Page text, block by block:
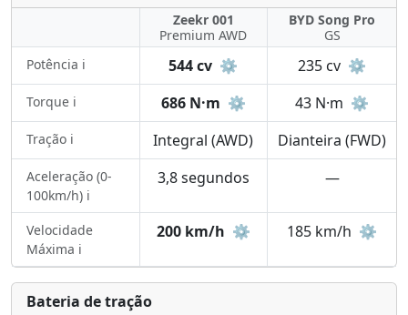
Zeekr 001
Premium AWD
BYD Song Pro
GS
Potência ℹ️
544 cv ⚙️ 235 cv ⚙️
Torque ℹ️ 686 N·m ⚙️ 43 N·m ⚙️
Tração ℹ️ Integral (AWD) Dianteira (FWD)
Aceleração (0-
100km/h) ℹ️
3,8 segundos —
Velocidade
Máxima ℹ️
200 km/h ⚙️ 185 km/h ⚙️
Bateria de tração